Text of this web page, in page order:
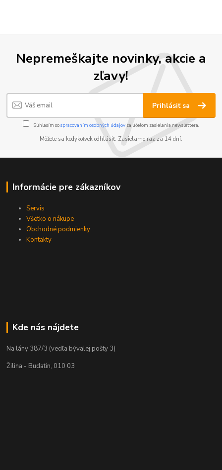
Nepremeškajte novinky, akcie a
zľavy!
Prihlásiť sa
Súhlasím sospracovaním osobných údajov za účelom zasielania newslettera.
Môžete sa kedykoľvek odhlásiť. Zasielame raz za 14 dní.
Informácie pre zákazníkov
Servis
Všetko o nákupe
Obchodné podmienky
Kontakty
Kde nás nájdete
Na lány 387/3 (vedľa bývalej pošty 3)
Žilina - Budatín, 010 03